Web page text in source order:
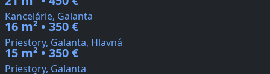
Kancelárie, Galanta
16 m² • 350 €
Priestory, Galanta, Hlavná
15 m² • 350 €
Priestory, Galanta